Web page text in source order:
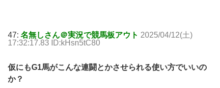
47: 名無しさん＠実況で競馬板アウト 2025/04/12(土)
17:32:17.83 ID:kHsn5tC80
仮にもG1馬がこんな連闘とかさせられる使い方でいいの
か？